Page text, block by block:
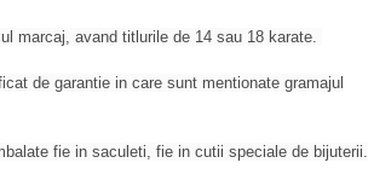
marcaj, avand titlurile de 14 sau 18 karate.
de garantie in care sunt mentionate gramajul
fie in saculeti, fie in cutii speciale de bijuterii.